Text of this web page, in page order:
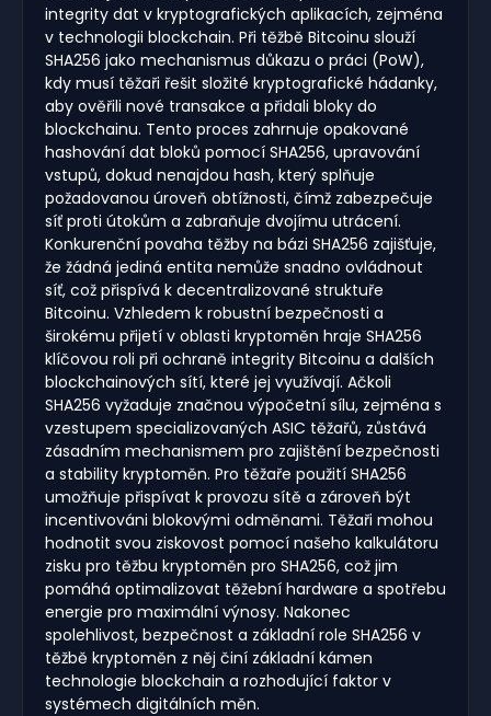
integrity dat v kryptografických aplikacích, zejména
v technologii blockchain. Při těžbě Bitcoinu slouží
SHA256 jako mechanismus důkazu o práci (PoW),
kdy musí těžaři řešit složité kryptografické hádanky,
aby ověřili nové transakce a přidali bloky do
blockchainu. Tento proces zahrnuje opakované
hashování dat bloků pomocí SHA256, upravování
vstupů, dokud nenajdou hash, který splňuje
požadovanou úroveň obtížnosti, čímž zabezpečuje
síť proti útokům a zabraňuje dvojímu utrácení.
Konkurenční povaha těžby na bázi SHA256 zajišťuje,
že žádná jediná entita nemůže snadno ovládnout
síť, což přispívá k decentralizované struktuře
Bitcoinu. Vzhledem k robustní bezpečnosti a
širokému přijetí v oblasti kryptoměn hraje SHA256
klíčovou roli při ochraně integrity Bitcoinu a dalších
blockchainových sítí, které jej využívají. Ačkoli
SHA256 vyžaduje značnou výpočetní sílu, zejména s
vzestupem specializovaných ASIC těžařů, zůstává
zásadním mechanismem pro zajištění bezpečnosti
a stability kryptoměn. Pro těžaře použití SHA256
umožňuje přispívat k provozu sítě a zároveň být
incentivováni blokovými odměnami. Těžaři mohou
hodnotit svou ziskovost pomocí našeho kalkulátoru
zisku pro těžbu kryptoměn pro SHA256, což jim
pomáhá optimalizovat těžební hardware a spotřebu
energie pro maximální výnosy. Nakonec
spolehlivost, bezpečnost a základní role SHA256 v
těžbě kryptoměn z něj činí základní kámen
technologie blockchain a rozhodující faktor v
systémech digitálních měn.